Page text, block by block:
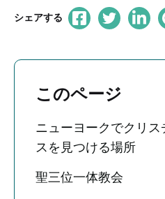
シェアする
このページ
ニューヨークでクリス
スを見つける場所
聖三位一体教会